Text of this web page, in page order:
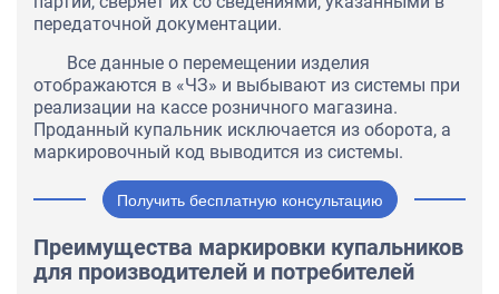
передаточной документации.
Все данные о перемещении изделия
отображаются в «ЧЗ» и выбывают из системы при
реализации на кассе розничного магазина.
Проданный купальник исключается из оборота, а
маркировочный код выводится из системы.
Получить бесплатную консультацию
Преимущества маркировки купальников
для производителей и потребителей